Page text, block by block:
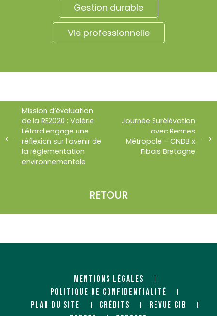
Gestion durable
Vie professionnelle
Mission d’évaluation
de la RE2020 : Valérie
Létard engage une
réflexion sur l’avenir de
la réglementation
environnementale
RETOUR
Journée Surélévation
avec Rennes
Métropole – CNDB x
Fibois Bretagne
MENTIONS LÉGALES
POLITIQUE DE CONFIDENTIALITÉ
PLAN DU SITE
CRÉDITS
REVUE CIB